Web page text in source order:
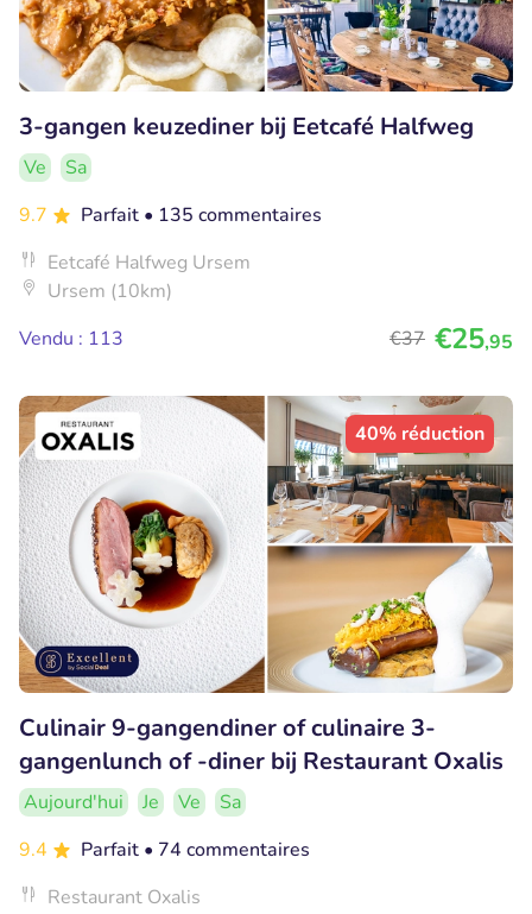
3-gangen keuzediner bij Eetcafé Halfweg
Ve
Sa
9.7
Parfait • 135 commentaires
Eetcafé Halfweg Ursem
Ursem (10km)
Vendu : 113
€37 €25,95
40% réduction
Culinair 9-gangendiner of culinaire 3-
gangenlunch of -diner bij Restaurant Oxalis
Aujourd'hui Je Ve
Sa
9.4
Parfait • 74 commentaires
Restaurant Oxalis